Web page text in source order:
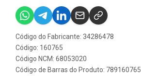
Código do Fabricante: 34286478
Código: 160765
Código NCM: 68053020
Código de Barras do Produto: 789160765